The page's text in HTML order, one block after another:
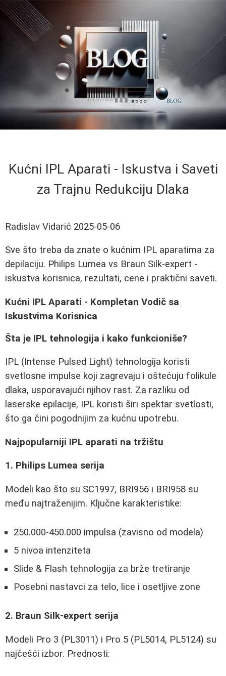
Kućni IPL Aparati - Iskustva i Saveti
za Trajnu Redukciju Dlaka
Radislav Vidarić 2025-05-06
Sve što treba da znate o kućnim IPL aparatima za
depilaciju. Philips Lumea vs Braun Silk-expert -
iskustva korisnica, rezultati, cene i praktični saveti.
Kućni IPL Aparati - Kompletan Vodič sa
Iskustvima Korisnica
Šta je IPL tehnologija i kako funkcioniše?
IPL (Intense Pulsed Light) tehnologija koristi
svetlosne impulse koji zagrevaju i oštećuju folikule
dlaka, usporavajući njihov rast. Za razliku od
laserske epilacije, IPL koristi širi spektar svetlosti,
što ga čini pogodnijim za kućnu upotrebu.
Najpopularniji IPL aparati na tržištu
1. Philips Lumea serija
Modeli kao što su SC1997, BRI956 i BRI958 su
među najtraženijim. Ključne karakteristike:
250.000-450.000 impulsa (zavisno od modela)
5 nivoa intenziteta
Slide & Flash tehnologija za brže tretiranje
Posebni nastavci za telo, lice i osetljive zone
2. Braun Silk-expert serija
Modeli Pro 3 (PL3011) i Pro 5 (PL5014, PL5124) su
najčešći izbor. Prednosti: